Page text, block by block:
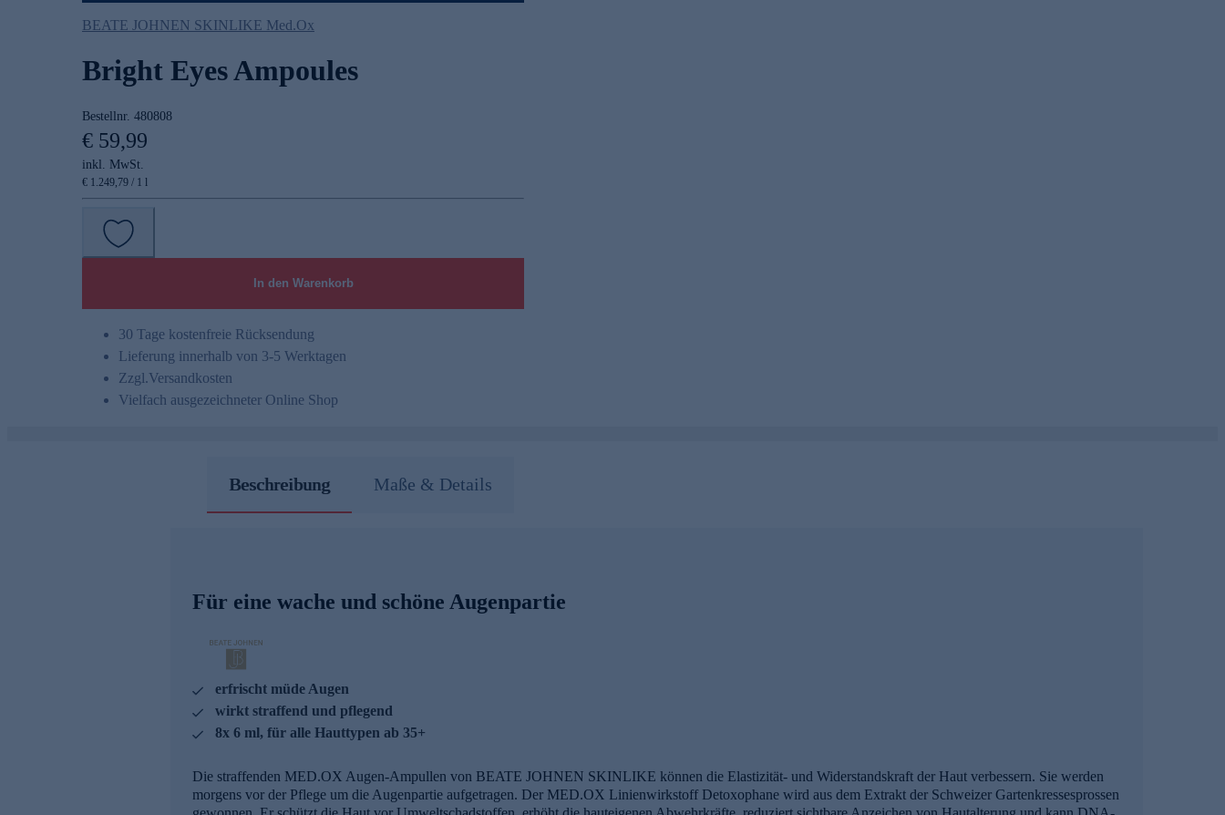
BEATE JOHNEN SKINLIKE Med.Ox
Bright Eyes Ampoules
Bestellnr. 480808
€ 59,99
inkl. MwSt.
€ 1.249,79 / 1 l
In den Warenkorb
30 Tage kostenfreie Rücksendung
Lieferung innerhalb von 3-5 Werktagen
Zzgl.Versandkosten
Vielfach ausgezeichneter Online Shop
Beschreibung Maße & Details
Für eine wache und schöne Augenpartie
erfrischt müde Augen
wirkt straffend und pflegend
8x 6 ml, für alle Hauttypen ab 35+
Die straffenden MED.OX Augen-Ampullen von BEATE JOHNEN SKINLIKE können die Elastizität- und Widerstandskraft der Haut verbessern. Sie werden
morgens vor der Pflege um die Augenpartie aufgetragen. Der MED.OX Linienwirkstoff Detoxophane wird aus dem Extrakt der Schweizer Gartenkressesprossen